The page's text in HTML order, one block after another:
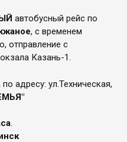
автобусный рейс по
, с временем
отправление с
Казань-1.
адресу: ул.Техническая,